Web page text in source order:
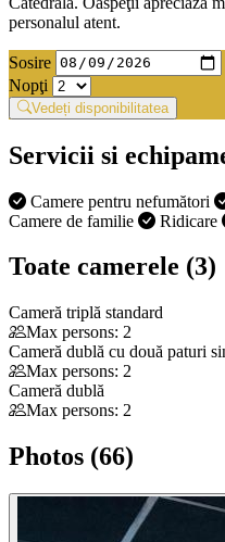
personalul atent.
Sosire
Nopţi
Vedeți disponibilitatea
Servicii si
Camere pentru nefumători
Camere de familie
Ridicare
Toate camerele (3)
Cameră triplă standard
Max persons: 2
Cameră dublă cu două paturi
Max persons: 2
Cameră dublă
Max persons: 2
Photos (66)